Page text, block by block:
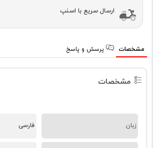
ارسال سریع با اسنپ
مشخصات پرسش و پاسخ
مشخصات
زبان فارسی